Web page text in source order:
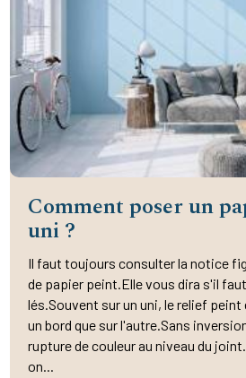
Comment poser un
uni ?
Il faut toujours consulter la notice
de papier peint.Elle vous dira s'il
lés.Souvent sur un uni, le relief
un bord que sur l'autre.Sans
rupture de couleur au niveau du
on...